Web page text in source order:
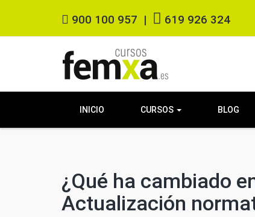
900 100 957 | 619 926 324
INICIO CURSOS BLOG
¿Qué ha cambiado
Actualización